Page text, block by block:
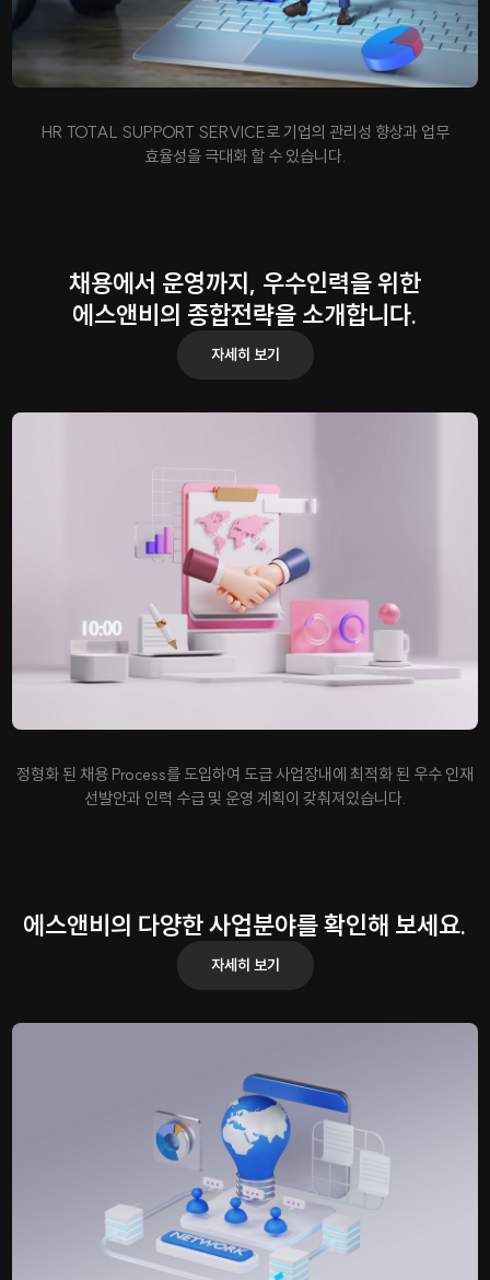
HR TOTAL SUPPORT SERVICE로 기업의 관리성 향상과 업무
효율성을 극대화 할 수 있습니다.
채용에서 운영까지, 우수인력을 위한
에스앤비의 종합전략을 소개합니다.
자세히 보기
정형화 된 채용 Process를 도입하여 도급 사업장내에 최적화 된 우수 인재
선발안과 인력 수급 및 운영 계획이 갖춰져있습니다.
에스앤비의 다양한 사업분야를 확인해 보세요.
자세히 보기